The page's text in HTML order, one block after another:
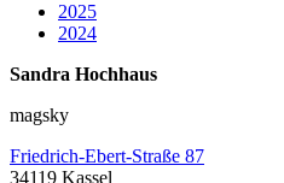
2025
2024
Sandra Hochhaus
magsky
Friedrich-Ebert-Straße 87
34119 Kassel